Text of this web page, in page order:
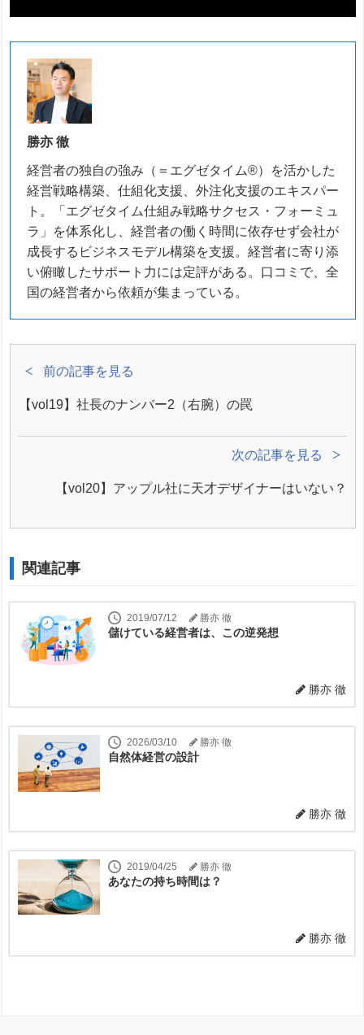
勝亦 徹
経営者の独自の強み（＝エグゼタイム®）を活かした
経営戦略構築、仕組化支援、外注化支援のエキスパー
ト。「エグゼタイム仕組み戦略サクセス・フォーミュ
ラ」を体系化し、経営者の働く時間に依存せず会社が
成長するビジネスモデル構築を支援。経営者に寄り添
い俯瞰したサポート力には定評がある。口コミで、全
国の経営者から依頼が集まっている。
前の記事を見る
【vol19】社長のナンバー2（右腕）の罠
次の記事を見る
【vol20】アップル社に天才デザイナーはいない？
関連記事
2019/07/12 勝亦 徹
儲けている経営者は、この逆発想
勝亦 徹
2026/03/10 勝亦 徹
自然体経営の設計
勝亦 徹
2019/04/25 勝亦 徹
あなたの持ち時間は？
勝亦 徹